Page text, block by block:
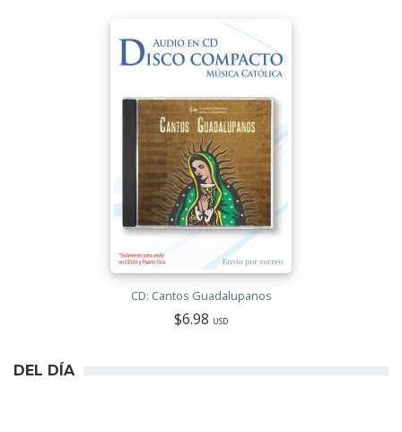
CD: Cantos Guadalupanos
$6.98 USD
DEL DÍA